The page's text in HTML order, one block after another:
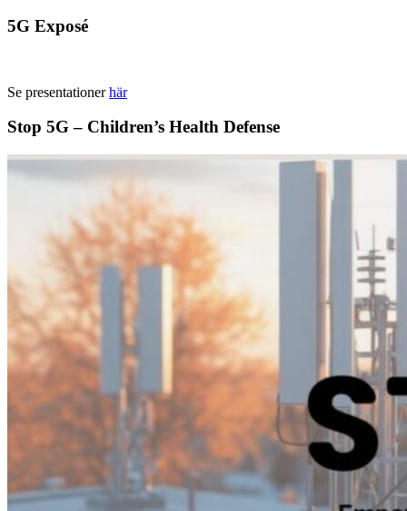
5G Exposé
Se presentationerhär
Stop 5G – Children’s Health Defense